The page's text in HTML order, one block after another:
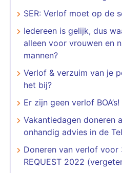
SER: Verlof moet op de
Iedereen is gelijk, dus
alleen voor vrouwen en
mannen?
Verlof & verzuim van je
het bij?
Er zijn geen verlof BOA’s!
Vakantiedagen doneren
onhandig advies in de
Doneren van verlof voor
REQUEST 2022